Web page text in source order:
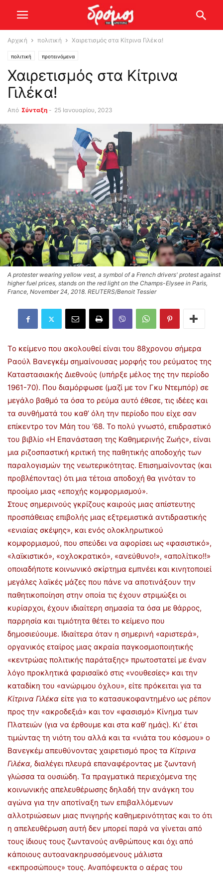
Αρχική πολιτική Χαιρετισμός στα Κίτρινα Γιλέκα!
πολιτική προτεινόμενα
Χαιρετισμός στα Κίτρινα
Γιλέκα!
Από Σύνταξη - 25 Ιανουαρίου, 2023
A protester wearing yellow vest, a symbol of a French drivers' protest against
higher fuel prices, stands on the red light on the Champs-Elysee in Paris,
France, November 24, 2018. REUTERS/Benoit Tessier
Το κείμενο που ακολουθεί είναι του 88χρονου σήμερα
Ραούλ Βανεγκέμ σημαίνουσας μορφής του ρεύματος της
Καταστασιακής Διεθνούς (υπήρξε μέλος της την περίοδο
1961-70). Που διαμόρφωσε (μαζί με τον Γκυ Ντεμπόρ) σε
μεγάλο βαθμό τα όσα το ρεύμα αυτό έθεσε, τις ιδέες και
τα συνθήματά του καθ’ όλη την περίοδο που είχε σαν
επίκεντρο τον Μάη του ‘68. Το πολύ γνωστό, επιδραστικό
του βιβλίο «Η Επανάσταση της Καθημερινής Ζωής», είναι
μια ριζοσπαστική κριτική της παθητικής αποδοχής των
παραλογισμών της νεωτερικότητας. Επισημαίνοντας (και
προβλέποντας) ότι μια τέτοια αποδοχή θα γινόταν το
προοίμιο μιας «εποχής κομφορμισμού».
Στους σημερινούς γκρίζους καιρούς μιας απίστευτης
προσπάθειας επιβολής μιας εξτρεμιστικά αντιδραστικής
«ενιαίας σκέψης», και ενός ολοκληρωτικού
κομφορμισμού, που σπεύδει να αφορίσει ως «φασιστικό»,
«λαϊκιστικό», «οχλοκρατικό», «ανεύθυνο!», «απολίτικο!!»
οποιαδήποτε κοινωνικό σκίρτημα εμπνέει και κινητοποιεί
μεγάλες λαϊκές μάζες που πάνε να αποτινάξουν την
παθητικοποίηση στην οποία τις έχουν στριμώξει οι
κυρίαρχοι, έχουν ιδιαίτερη σημασία τα όσα με θάρρος,
παρρησία και τιμιότητα θέτει το κείμενο που
δημοσιεύουμε. Ιδιαίτερα όταν η σημερινή «αριστερά»,
οργανικός εταίρος μιας ακραία παγκοσμιοποιητικής
«κεντρώας πολιτικής παράταξης» πρωτοστατεί με έναν
λόγο προκλητικά φαρισαϊκό στις «νουθεσίες» και την
καταδίκη του «ανώριμου όχλου», είτε πρόκειται για τα
Κίτρινα Γιλέκα είτε για το κατασυκοφαντημένο ως ρέπον
προς την «ακροδεξιά» και τον «φασισμό» Κίνημα των
Πλατειών (για να έρθουμε και στα καθ’ ημάς). Κι’ έτσι
τιμώντας τη νιότη του αλλά και τα «νιάτα του κόσμου» ο
Βανεγκέμ απευθύνοντας χαιρετισμό προς τα Κίτρινα
Γιλέκα, διαλέγει πλευρά επαναφέροντας με ζωντανή
γλώσσα τα ουσιώδη. Τα πραγματικά περιεχόμενα της
κοινωνικής απελευθέρωσης δηλαδή την ανάγκη του
αγώνα για την αποτίναξη των επιβαλλόμενων
αλλοτριώσεων μιας πνιγηρής καθημερινότητας και το ότι
η απελευθέρωση αυτή δεν μπορεί παρά να γίνεται από
τους ίδιους τους ζωντανούς ανθρώπους και όχι από
κάποιους αυτοανακηρυσσόμενους μάλιστα
«εκπροσώπους» τους. Αναπόφευκτα ο αέρας του